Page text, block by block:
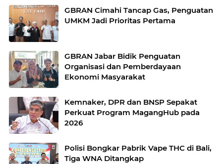
GBRAN Cimahi Tancap Gas, Penguatan
UMKM Jadi Prioritas Pertama
GBRAN Jabar Bidik Penguatan
Organisasi dan Pemberdayaan
Ekonomi Masyarakat
Kemnaker, DPR dan BNSP Sepakat
Perkuat Program MagangHub pada
2026
Polisi Bongkar Pabrik Vape THC di Bali,
Tiga WNA Ditangkap